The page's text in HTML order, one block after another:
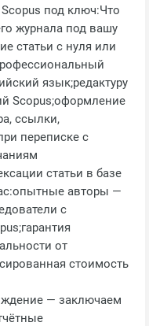
под ключ:Что
журнала под вашу
статьи с нуля или
язык;редактуру
Scopus;оформление
ссылки,
переписке с
статьи в базе
авторы —
с
от
стоимость
— заключаем